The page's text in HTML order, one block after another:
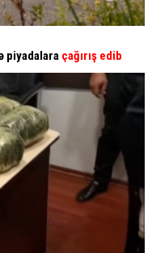
piyadalara çağırış edib